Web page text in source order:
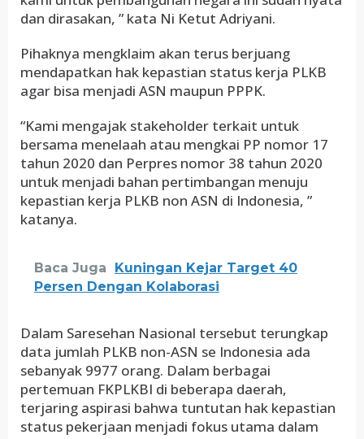
dan dirasakan, ” kata Ni Ketut Adriyani.
Pihaknya mengklaim akan terus berjuang
mendapatkan hak kepastian status kerja PLKB
agar bisa menjadi ASN maupun PPPK.
“Kami mengajak stakeholder terkait untuk
bersama menelaah atau mengkai PP nomor 17
tahun 2020 dan Perpres nomor 38 tahun 2020
untuk menjadi bahan pertimbangan menuju
kepastian kerja PLKB non ASN di Indonesia, ”
katanya.
Baca Juga
Kuningan Kejar Target 40
Persen Dengan Kolaborasi
Dalam Saresehan Nasional tersebut terungkap
data jumlah PLKB non-ASN se Indonesia ada
sebanyak 9977 orang. Dalam berbagai
pertemuan FKPLKBI di beberapa daerah,
terjaring aspirasi bahwa tuntutan hak kepastian
status pekerjaan menjadi fokus utama dalam